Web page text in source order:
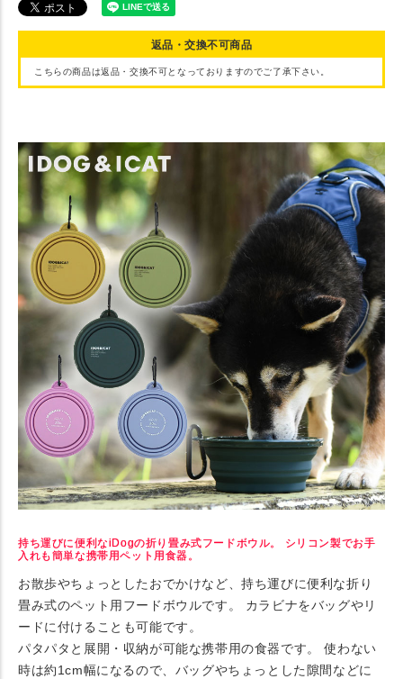
返品・交換不可商品
こちらの商品は返品・交換不可となっておりますのでご了承下さい。
持ち運びに便利なiDogの折り畳み式フードボウル。 シリコン製でお手
入れも簡単な携帯用ペット用食器。
お散歩やちょっとしたおでかけなど、持ち運びに便利な折り
畳み式のペット用フードボウルです。 カラビナをバッグやリ
ードに付けることも可能です。
パタパタと展開・収納が可能な携帯用の食器です。 使わない
時は約1cm幅になるので、バッグやちょっとした隙間などに